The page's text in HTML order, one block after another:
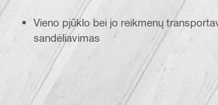
Vieno pjūklo bei jo reikmenų
sandėliavimas